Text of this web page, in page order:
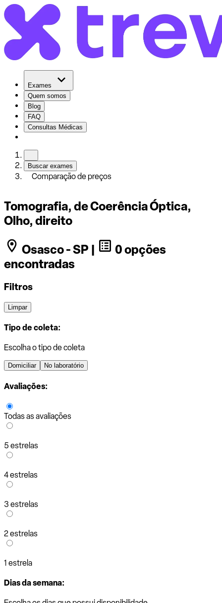
Exames
Quem somos
Blog
FAQ
Consultas Médicas
Buscar exames
Comparação de preços
Tomografia, de Coerência Óptica,
Olho, direito
Osasco - SP |
0 opções
encontradas
Filtros
Limpar
Tipo de coleta:
Escolha o tipo de coleta
Domiciliar No laboratório
Avaliações:
Todas as avaliações
5 estrelas
4 estrelas
3 estrelas
2 estrelas
1 estrela
Dias da semana: